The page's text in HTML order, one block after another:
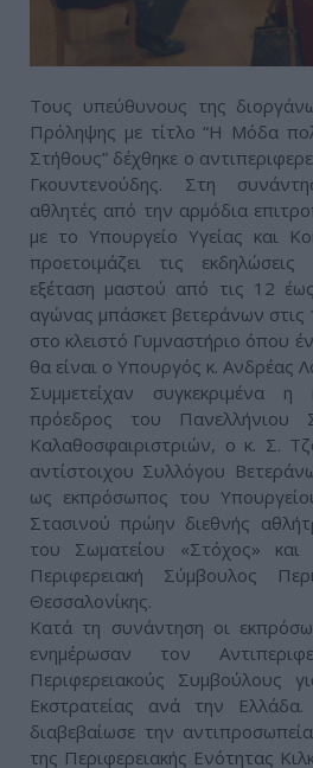
Τους υπεύθυνους της
Πρόληψης με τίτλο “Η Μόδα
Στήθους” δέχθηκε ο
Γκουντενούδης. Στη
αθλητές από την αρμόδια
με το Υπουργείο Υγείας και
προετοιμάζει τις
εξέταση μαστού από τις 12
αγώνας μπάσκετ βετεράνων
στο κλειστό Γυμναστήριο όπου
θα είναι ο Υπουργός κ. Ανδρέας
Συμμετείχαν συγκεκριμένα
πρόεδρος του Πανελλήνιου
Καλαθοσφαιριστριών, ο κ. Σ.
αντίστοιχου Συλλόγου
ως εκπρόσωπος του
Στασινού πρώην διεθνής
του Σωματείου «Στόχος»
Περιφερειακή Σύμβουλος
Θεσσαλονίκης.
Κατά τη συνάντηση οι
ενημέρωσαν τον
Περιφερειακούς Συμβούλους
Εκστρατείας ανά την
διαβεβαίωσε την
της Περιφερειακής Ενότητας